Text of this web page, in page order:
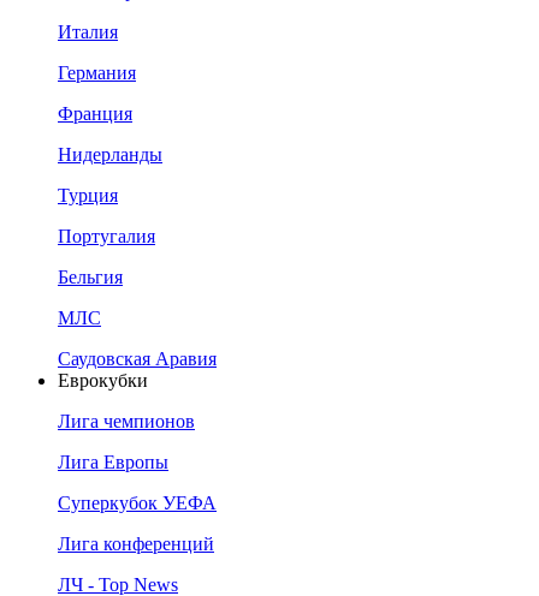
Италия
Германия
Франция
Нидерланды
Турция
Португалия
Бельгия
МЛС
Саудовская Аравия
Еврокубки
Лига чемпионов
Лига Европы
Суперкубок УЕФА
Лига конференций
ЛЧ - Top News